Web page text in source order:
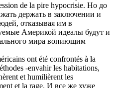
de la pire hypocrisie. Но до
держать в заключении и
отказывая им в
Америкой идеалы будут и
мира вопиющим
ont été confrontés à la
-envahir les habitations,
et humilièrent les
et la rage. И все же хуже